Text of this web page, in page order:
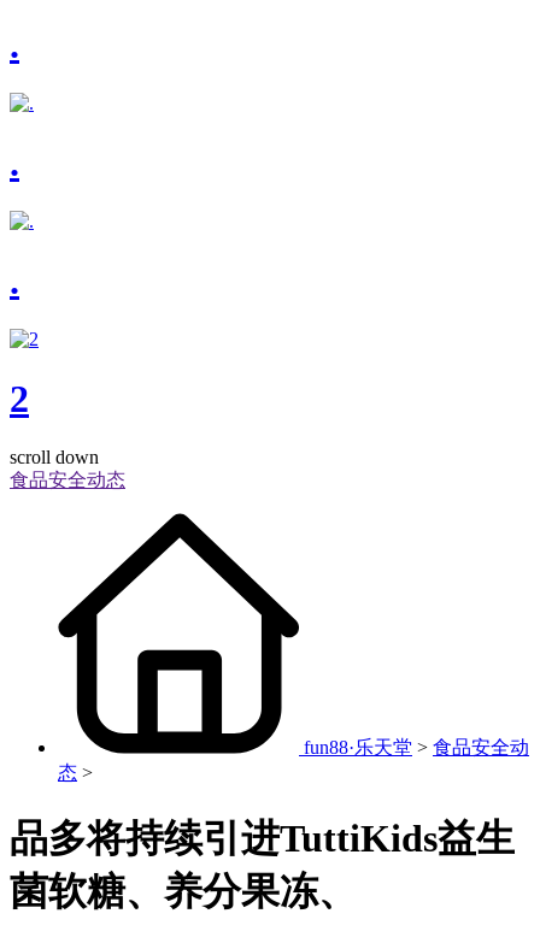
.
.
.
2
scroll down
食品安全动态
fun88·乐天堂 > 食品安全动
态 >
品多将持续引进TuttiKids益生
菌软糖、养分果冻、